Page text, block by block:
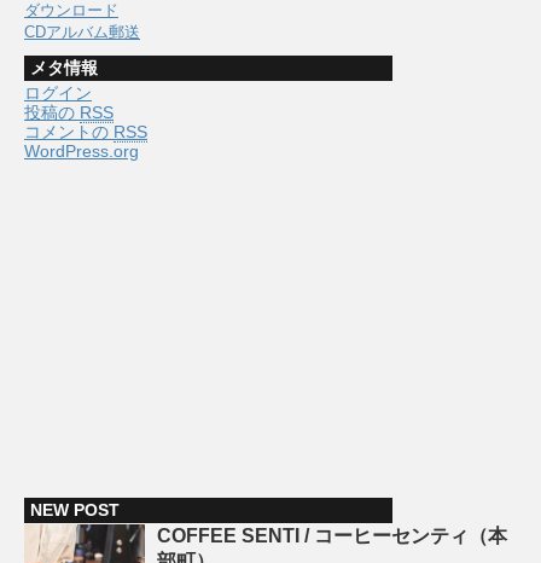
ダウンロード
CDアルバム郵送
メタ情報
ログイン
投稿の RSS
コメントの RSS
WordPress.org
NEW POST
COFFEE SENTI / コーヒーセンティ（本